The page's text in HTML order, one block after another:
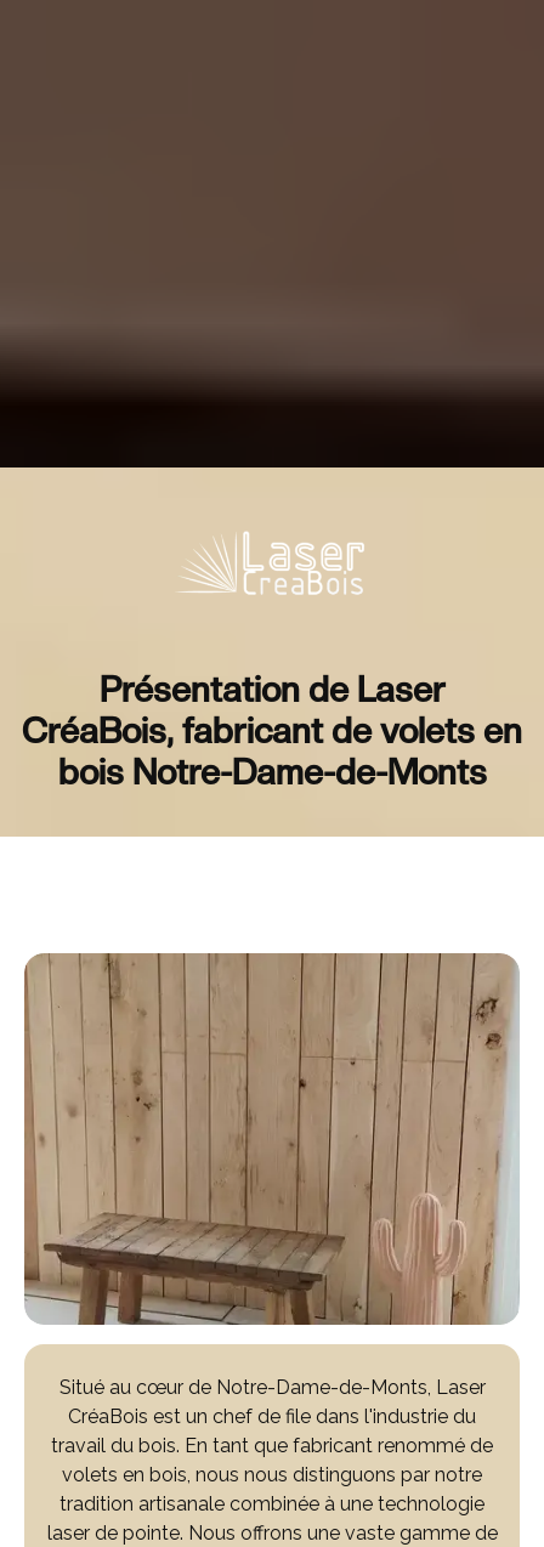
Présentation de Laser
CréaBois, fabricant de volets en
bois Notre-Dame-de-Monts
Situé au cœur de Notre-Dame-de-Monts, Laser
CréaBois est un chef de file dans l'industrie du
travail du bois. En tant que fabricant renommé de
volets en bois, nous nous distinguons par notre
tradition artisanale combinée à une technologie
laser de pointe. Nous offrons une vaste gamme de